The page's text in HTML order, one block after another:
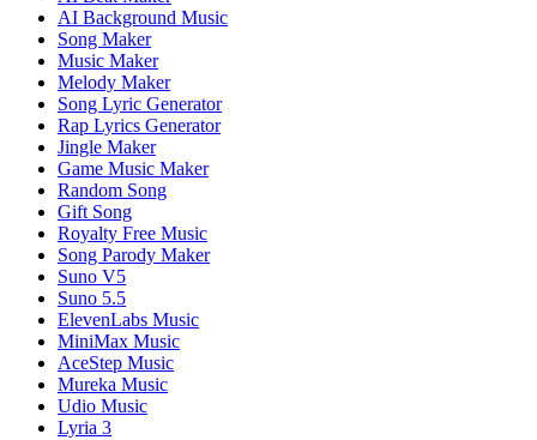
AI Background Music
Song Maker
Music Maker
Melody Maker
Song Lyric Generator
Rap Lyrics Generator
Jingle Maker
Game Music Maker
Random Song
Gift Song
Royalty Free Music
Song Parody Maker
Suno V5
Suno 5.5
ElevenLabs Music
MiniMax Music
AceStep Music
Mureka Music
Udio Music
Lyria 3